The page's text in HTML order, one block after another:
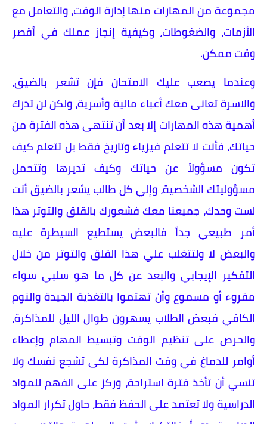
مجموعة من المهارات منها إدارة الوقت، والتعامل مع
الأزمات، والضغوطات، وكيفية إنجاز عملك في أقصر
وقت ممكن.
وعندما يصعب عليك الامتحان فإن تشعر بالضيق،
والاسرة تعانى معك أعباء مالية وأسرية، ولكن لن تدرك
أهمية هذه المهارات إلا بعد أن تنتهى هذه الفترة من
حياتك، فأنت لا تتعلم فيزياء وتاريخ فقط بل تتعلم كيف
تكون مسؤولاً عن حياتك وكيف تديرها وتتحمل
مسؤوليتك الشخصية، وإلي كل طالب يشعر بالضيق أنت
لست وحدك، جميعنا معك فشعورك بالقلق والتوتر هذا
أمر طبيعي جداً فالبعض يستطيع السيطرة عليه
والبعض لا ولتتغلب علي هذا القلق والتوتر من خلال
التفكير الإيجابي والبعد عن كل ما هو سلبي سواء
مقروء أو مسموع وأن تهتموا بالتغذية الجيدة والنوم
الكافي فبعض الطلاب يسهرون طوال الليل للمذاكرة،
والحرص على تنظيم الوقت وتبسيط المهام وإعطاء
أوامر للدماغ في وقت المذاكرة لكى تشجع نفسك ولا
تنسي أن تأخذ فترة استراحة، وركز على الفهم للمواد
الدراسية ولا تعتمد على الحفظ فقط، حاول تكرار المواد